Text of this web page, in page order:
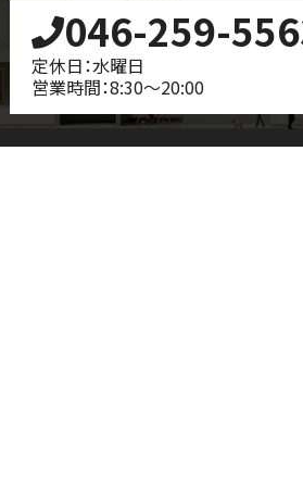
046-259-
定休日：水曜日
営業時間：8:30～20:00